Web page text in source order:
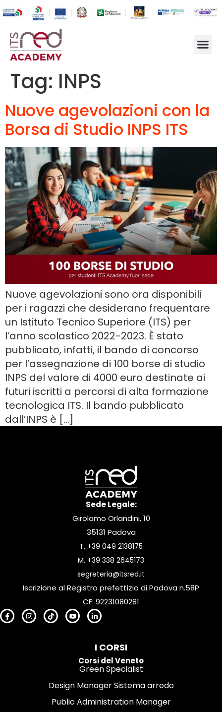
Tag: INPS
Nuove agevolazioni con la
Borsa di Studio INPS ITS
Nuove agevolazioni sono ora disponibili
per i ragazzi che desiderano frequentare
un Istituto Tecnico Superiore (ITS) per
l’anno scolastico 2022-2023. È stato
pubblicato, infatti, il bando di concorso
per l’assegnazione di 100 borse di studio
INPS del valore di 4000 euro destinate ai
futuri iscritti a percorsi di alta formazione
tecnologica ITS. Il bando pubblicato
dall’INPS è […]
Sede Legale:
Girolamo Orlandini, 10
35131 Padova
T. +39 049 2138175
M. +39 338 2645173
segreteria@itsred.it
Iscrizione al Registro prefettizio di Padova n.58P
CF: 92231080281
I CORSI
Corsi del Veneto
Green Specialist
Design Manager Sistema arredo
Public Administration Manager